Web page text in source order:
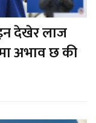
देखेर लाज
अभाव छ की